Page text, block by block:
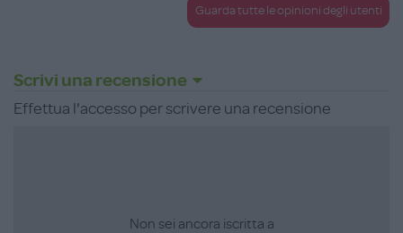
Guarda tutte le opinioni degli utenti
Scrivi una recensione
Effettua l'accesso per scrivere una recensione
Non sei ancora iscritta a